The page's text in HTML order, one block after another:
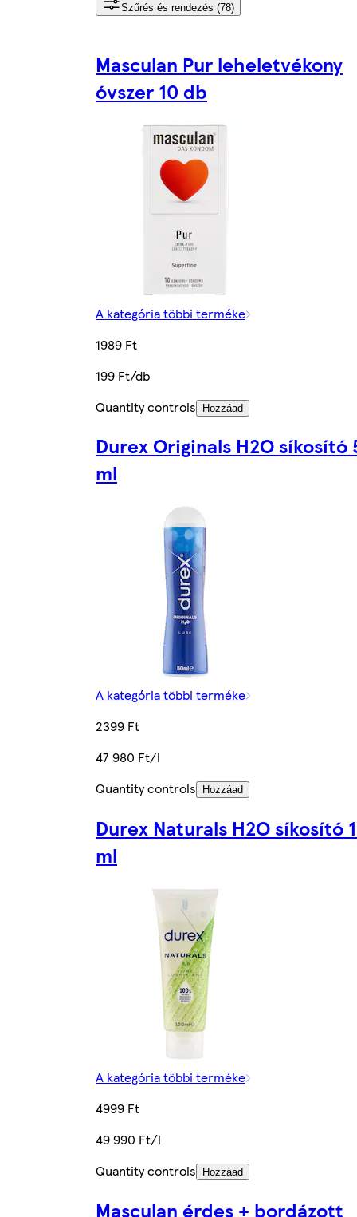
Szűrés és rendezés (78)
Masculan Pur leheletvékony
óvszer 10 db
A kategória többi terméke
1989 Ft
199 Ft/db
Quantity controls
Hozzáad
Durex Originals H2O síkosító
ml
A kategória többi terméke
2399 Ft
47 980 Ft/l
Quantity controls
Hozzáad
Durex Naturals H2O síkosító
ml
A kategória többi terméke
4999 Ft
49 990 Ft/l
Quantity controls
Hozzáad
Masculan érdes + bordázott